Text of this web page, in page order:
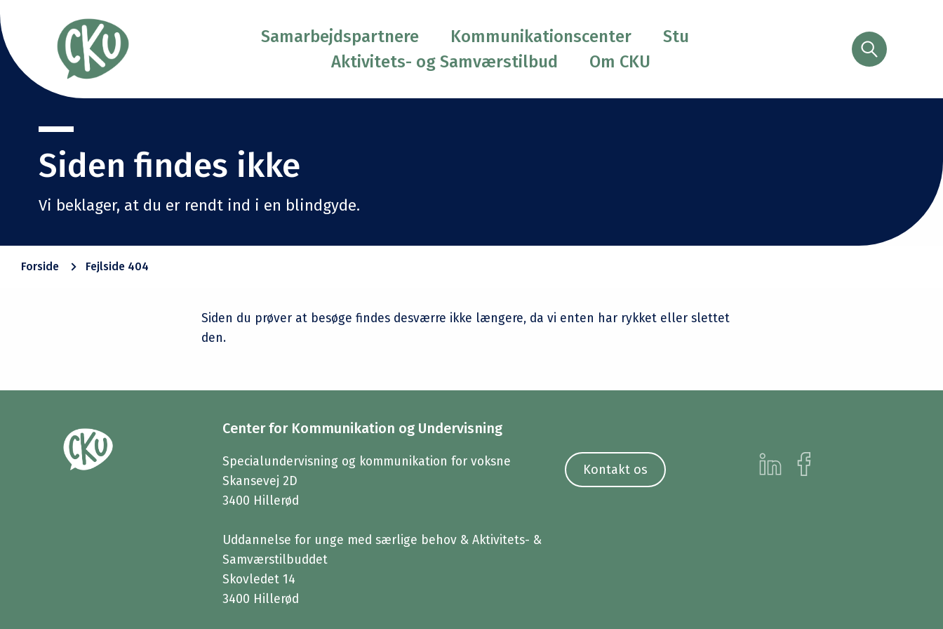
Samarbejdspartnere Kommunikationscenter
Stu
Aktivitets- og Samværstilbud
Om CKU Søg
Siden findes ikke
Vi beklager, at du er rendt ind i en blindgyde.
Forside Fejlside 404
Siden du prøver at besøge findes desværre ikke længere, da vi enten har rykket eller slettet
den.
Center for Kommunikation og Undervisning
Specialundervisning og kommunikation for voksne
Skansevej 2D
3400 Hillerød
Uddannelse for unge med særlige behov & Aktivitets- &
Samværstilbuddet
Skovledet 14
3400 Hillerød
Kontakt os